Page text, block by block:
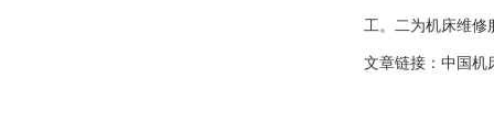
工。二为机床维修
文章链接：中国机